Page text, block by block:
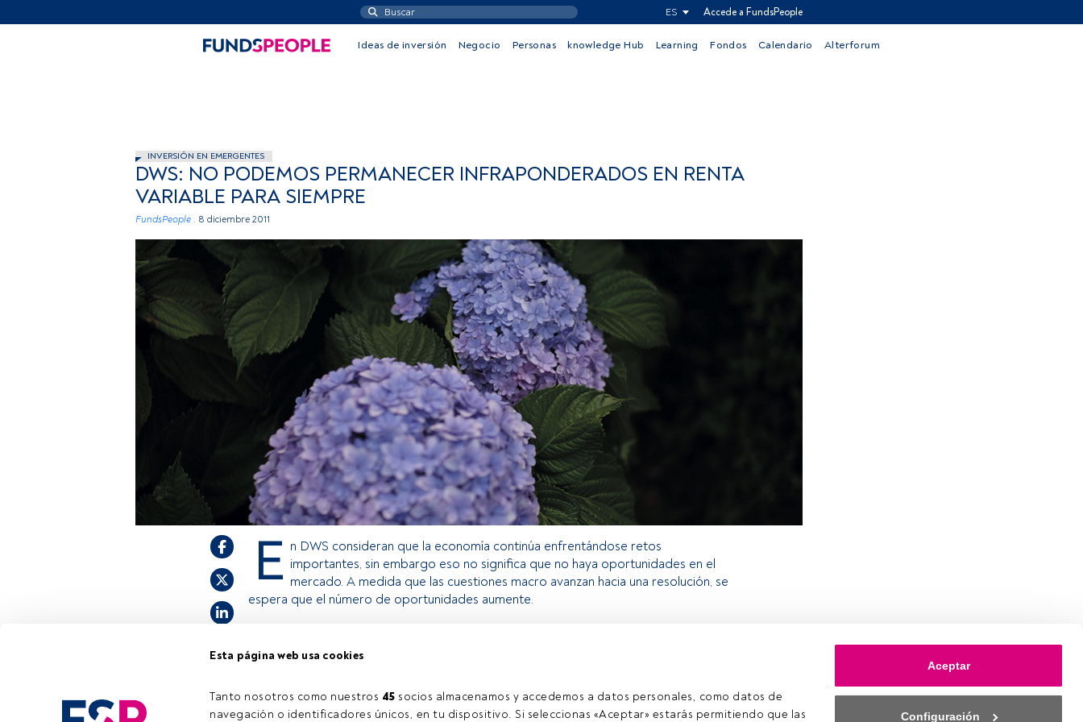
Esta página web usa cookies
Tanto nosotros como nuestros 45 socios almacenamos y accedemos a datos personales, como datos de
navegación o identificadores únicos, en tu dispositivo. Si seleccionas «Aceptar» estarás permitiendo que las
Aceptar
Configuración
ES Accede a FundsPeople
Ideas de inversión Negocio Personas knowledge Hub Learning Fondos Calendario Alterforum
INVERSIÓN EN EMERGENTES
DWS: NO PODEMOS PERMANECER INFRAPONDERADOS EN RENTA
VARIABLE PARA SIEMPRE
FundsPeople . 8 diciembre 2011
E n DWS consideran que la economía continúa enfrentándose retos
importantes, sin embargo eso no significa que no haya oportunidades en el
mercado. A medida que las cuestiones macro avanzan hacia una resolución, se
espera que el número de oportunidades aumente.
Este es un artículo exclusivo para los usuarios registrados de FundsPeople. Si ya
invitamos a registrarte y disfrutar de todo el universo que ofrece FundsPeople.
Accede a FundsPeople